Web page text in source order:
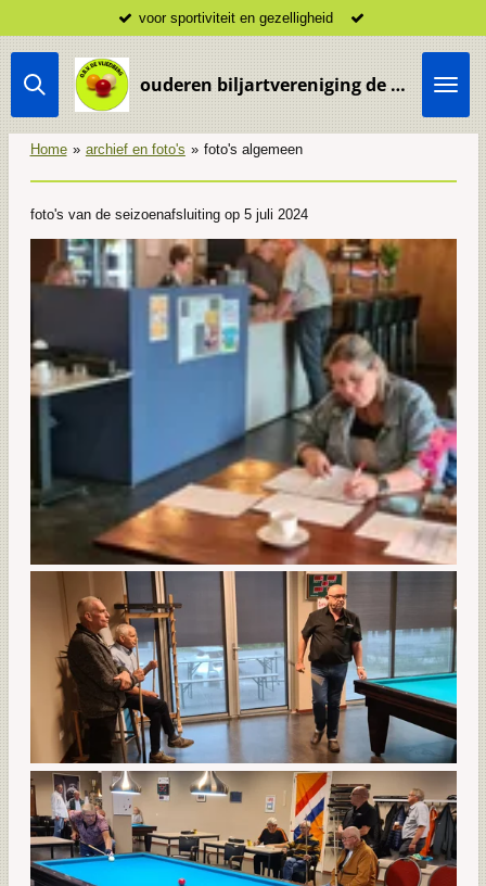
direct
de
hoofdinhoud
ouderen biljartvereniging de Vliedberg Vlijmen
voor sportiviteit en gezelligheid
Home » archief en foto's » foto's algemeen
foto's van de seizoenafsluiting op 5 juli 2024